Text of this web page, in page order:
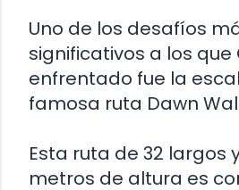
Uno de los desafíos
significativos a los que
enfrentado fue la
famosa ruta Dawn
Esta ruta de 32 largos
metros de altura es